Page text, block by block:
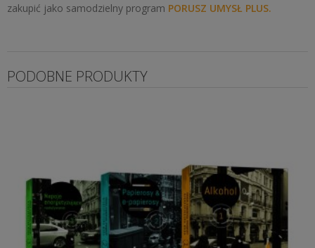
zakupić jako samodzielny program PORUSZ UMYSŁ PLUS.
PODOBNE PRODUKTY